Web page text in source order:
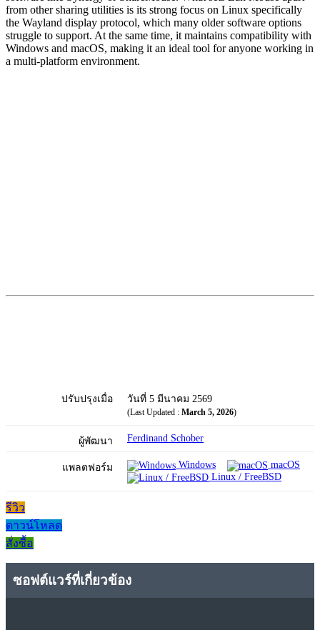
from other sharing utilities is its strong focus on Linux specifically
the Wayland display protocol, which many older software options
struggle to support. At the same time, it maintains compatibility with
Windows and macOS, making it an ideal tool for anyone working in
a multi-platform environment.
ปรับปรุงเมื่อ วันที่ 5 มีนาคม 2569
(Last Updated : March 5, 2026)
ผู้พัฒนา Ferdinand Schober
แพลตฟอร์ม Windows
macOS
Linux / FreeBSD
รีวิว
ดาวน์โหลด
สั่งซื้อ
ซอฟต์แวร์ที่เกี่ยวข้อง